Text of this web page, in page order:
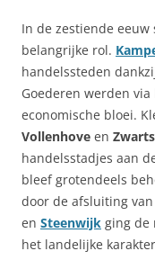
In de zestiende eeuw
belangrijke rol.
handelssteden
Goederen werden
economische bloei.
Vollenhove en
handelsstadjes aan
bleef grotendeels
door de afsluiting van
en Steenwijk ging de
het landelijke